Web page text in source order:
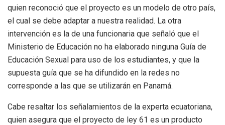
quien reconoció que el proyecto es un modelo de otro país,
el cual se debe adaptar a nuestra realidad. La otra
intervención es la de una funcionaria que señaló que el
Ministerio de Educación no ha elaborado ninguna Guía de
Educación Sexual para uso de los estudiantes, y que la
supuesta guía que se ha difundido en la redes no
corresponde a las que se utilizarán en Panamá.
Cabe resaltar los señalamientos de la experta ecuatoriana,
quien asegura que el proyecto de ley 61 es un producto